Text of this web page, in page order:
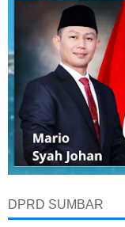
DPRD SUMBAR